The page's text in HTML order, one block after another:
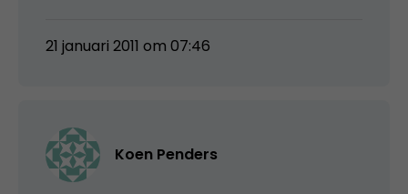
21 januari 2011 om 07:46
Koen Penders